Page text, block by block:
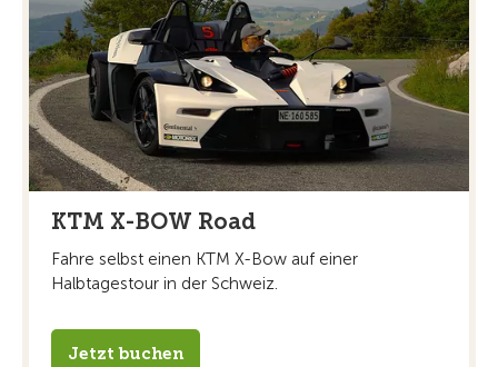
KTM X-BOW Road
Fahre selbst einen KTM X-Bow auf einer
Halbtagestour in der Schweiz.
Jetzt buchen